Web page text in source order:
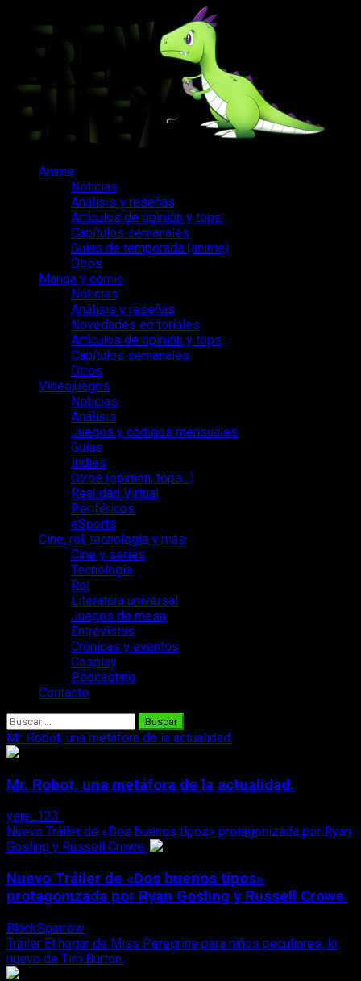
contenido
Anime
Noticias
Análisis y reseñas
Artículos de opinión y tops
Capítulos semanales
Guías de temporada (anime)
Otros
Manga y cómic
Noticias
Análisis y reseñas
Novedades editoriales
Artículos de opinión y tops
Capítulos semanales
Otros
Videojuegos
Noticias
Análisis
Juegos y códigos mensuales
Guías
Indies
Otros (opinión, tops…)
Realidad Virtual
Periféricos
eSports
Cine, rol, tecnología y más
Cine y series
Tecnología
Rol
Literatura universal
Juegos de mesa
Entrevistas
Crónicas y eventos
Cosplay
Podcasting
Contacto
Buscar:
Mr. Robot, una metáfora de la actualidad.
Mr. Robot, una metáfora de la actualidad.
yeje_123
Nuevo Tráiler de «Dos buenos tipos» protagonizada por Ryan
Gosling y Russell Crowe.
Nuevo Tráiler de «Dos buenos tipos»
protagonizada por Ryan Gosling y Russell Crowe.
BlackSparrow
Tráiler El hogar de Miss Peregrine para niños peculiares, lo
nuevo de Tim Burton.